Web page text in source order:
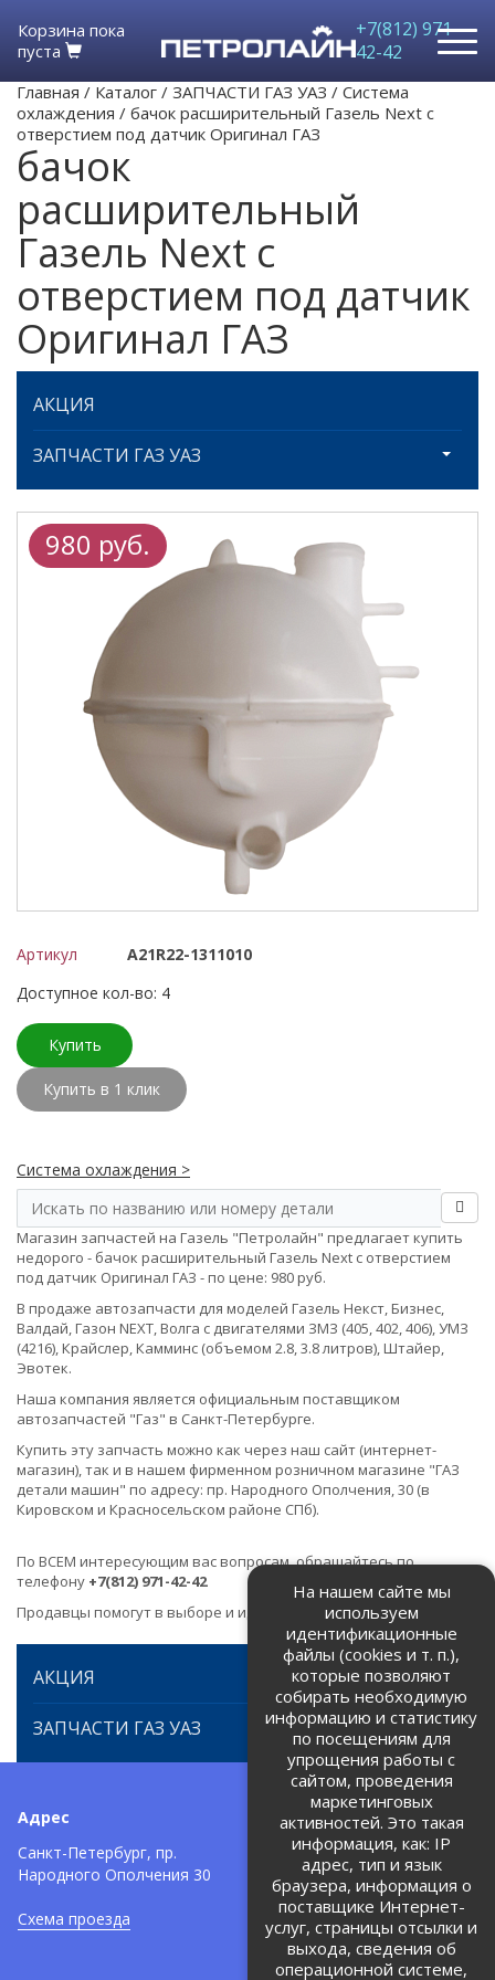
Корзина пока
пуста
+7(812) 971-
42-42
Главная / Каталог / ЗАПЧАСТИ ГАЗ УАЗ / Система
охлаждения / бачок расширительный Газель Next с
отверстием под датчик Оригинал ГАЗ
бачок
расширительный
Газель Next с
отверстием под датчик
Оригинал ГАЗ
АКЦИЯ
ЗАПЧАСТИ ГАЗ УАЗ
980 руб.
Артикул
А21R22-1311010
Доступное кол-во: 4
Купить
Купить в 1 клик
Система охлаждения >
Магазин запчастей на Газель "Петролайн" предлагает купить
недорого - бачок расширительный Газель Next с отверстием
под датчик Оригинал ГАЗ - по цене: 980 руб.
В продаже автозапчасти для моделей Газель Некст, Бизнес,
Валдай, Газон NEXT, Волга с двигателями ЗМЗ (405, 402, 406), УМЗ
(4216), Крайслер, Камминс (объемом 2.8, 3.8 литров), Штайер,
Эвотек.
Наша компания является официальным поставщиком
автозапчастей "Газ" в Санкт-Петербурге.
Купить эту запчасть можно как через наш сайт (интернет-
магазин), так и в нашем фирменном розничном магазине "ГАЗ
детали машин" по адресу: пр. Народного Ополчения, 30 (в
Кировском и Красносельском районе СПб).
По ВСЕМ интересующим вас вопросам, обращайтесь по
телефону +7(812) 971-42-42
Продавцы помогут в выборе и идентификации товара.
АКЦИЯ
ЗАПЧАСТИ ГАЗ УАЗ
Адрес
Санкт-Петербург, пр.
Народного Ополчения 30
Схема проезда
Телефоны:
+7 (812) 971-42-42
Политика об обработке и
защите персональных данных
Соглашение на обработку
персональных данных
На нашем сайте мы
используем
идентификационные
файлы (cookies и т. п.),
которые позволяют
собирать необходимую
информацию и статистику
по посещениям для
упрощения работы с
сайтом, проведения
маркетинговых
активностей. Это такая
информация, как: IP
адрес, тип и язык
браузера, информация о
поставщике Интернет-
услуг, страницы отсылки и
выхода, сведения об
операционной системе,